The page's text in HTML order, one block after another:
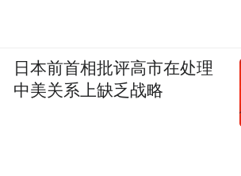
日本前首相批评高市在处理
中美关系上缺乏战略